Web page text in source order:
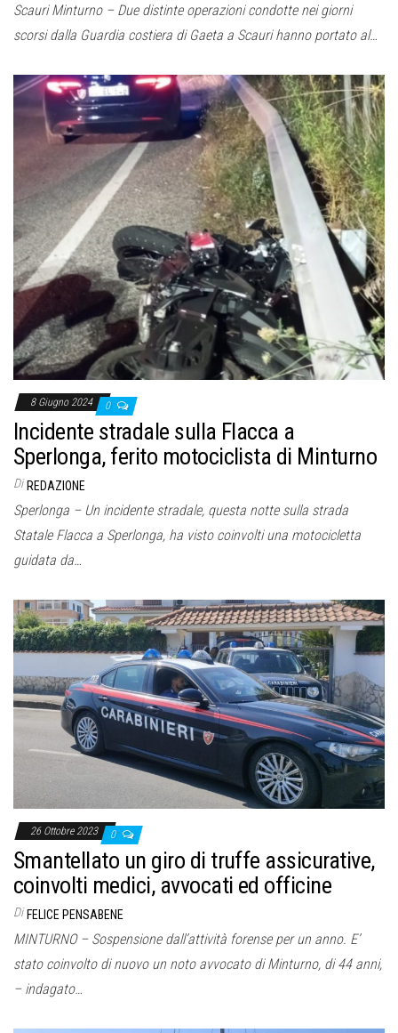
Scauri Minturno – Due distinte operazioni condotte nei giorni
scorsi dalla Guardia costiera di Gaeta a Scauri hanno portato al…
8 Giugno 2024 0
Incidente stradale sulla Flacca a
Sperlonga, ferito motociclista di Minturno
Di REDAZIONE
Sperlonga – Un incidente stradale, questa notte sulla strada
Statale Flacca a Sperlonga, ha visto coinvolti una motocicletta
guidata da…
26 Ottobre 2023 0
Smantellato un giro di truffe assicurative,
coinvolti medici, avvocati ed officine
Di FELICE PENSABENE
MINTURNO – Sospensione dall’attività forense per un anno. E’
stato coinvolto di nuovo un noto avvocato di Minturno, di 44 anni,
– indagato…